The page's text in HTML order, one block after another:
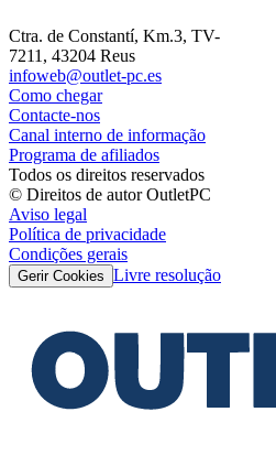
Ctra. de Constantí, Km.3, TV-
7211, 43204 Reus
infoweb@outlet-pc.es
Como chegar
Contacte-nos
Canal interno de informação
Programa de afiliados
Todos os direitos reservados
© Direitos de autor OutletPC
Aviso legal
Política de privacidade
Condições gerais
Gerir Cookies Livre resolução